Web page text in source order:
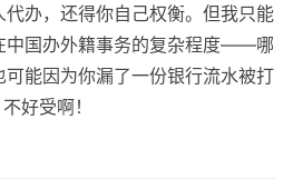
办，还得你自己权衡。但我只能
中国办外籍事务的复杂程度——哪
能因为你漏了一份银行流水被打
好受啊！